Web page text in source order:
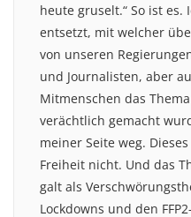
heute gruselt.“ So ist
entsetzt, mit welcher
von unseren
und Journalisten, aber
Mitmenschen das
verächtlich gemacht
meiner Seite weg.
Freiheit nicht. Und das
galt als
Lockdowns und den